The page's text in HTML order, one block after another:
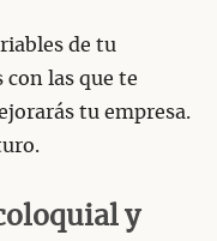
de tu
con las que te
tu empresa.
y